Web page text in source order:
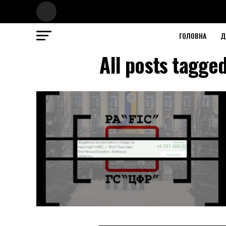
ГОЛОВНА
All posts